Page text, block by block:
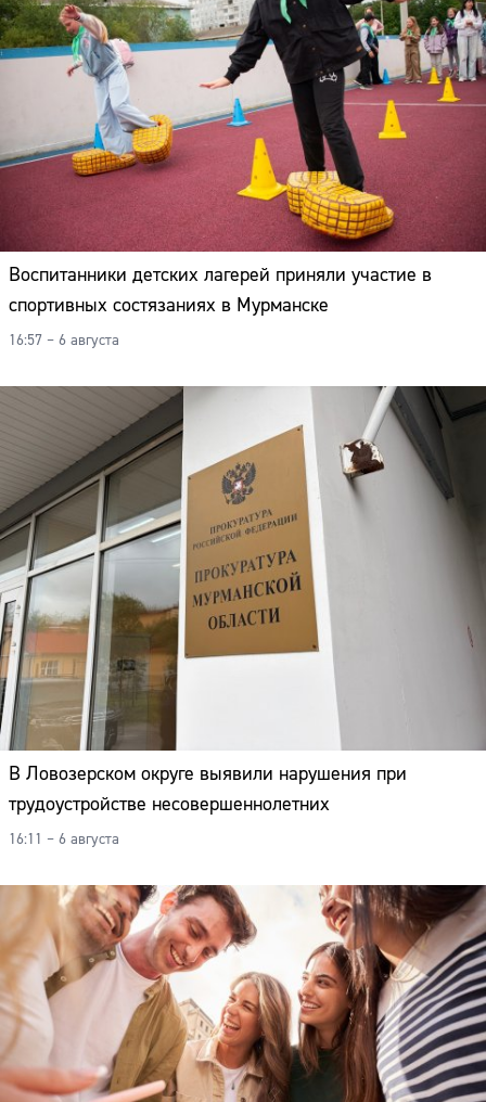
Воспитанники детских лагерей приняли участие в
спортивных состязаниях в Мурманске
16:57 – 6 августа
В Ловозерском округе выявили нарушения при
трудоустройстве несовершеннолетних
16:11 – 6 августа